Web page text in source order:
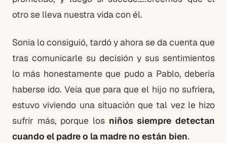
otro se lleva nuestra vida con él.
Sonia lo consiguió, tardó y ahora se da cuenta que
tras comunicarle su decisión y sus sentimientos
lo más honestamente que pudo a Pablo, debería
haberse ido. Veía que para que el hijo no sufriera,
estuvo viviendo una situación que tal vez le hizo
sufrir más, porque los niños siempre detectan
cuando el padre o la madre no están bien.